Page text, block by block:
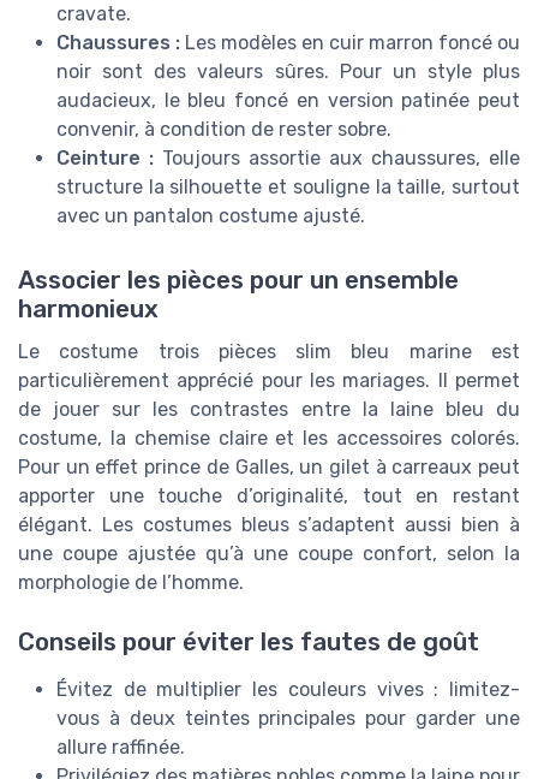
cravate.
Chaussures : Les modèles en cuir marron foncé ou
noir sont des valeurs sûres. Pour un style plus
audacieux, le bleu foncé en version patinée peut
convenir, à condition de rester sobre.
Ceinture : Toujours assortie aux chaussures, elle
structure la silhouette et souligne la taille, surtout
avec un pantalon costume ajusté.
Associer les pièces pour un ensemble
harmonieux
Le costume trois pièces slim bleu marine est
particulièrement apprécié pour les mariages. Il permet
de jouer sur les contrastes entre la laine bleu du
costume, la chemise claire et les accessoires colorés.
Pour un effet prince de Galles, un gilet à carreaux peut
apporter une touche d’originalité, tout en restant
élégant. Les costumes bleus s’adaptent aussi bien à
une coupe ajustée qu’à une coupe confort, selon la
morphologie de l’homme.
Conseils pour éviter les fautes de goût
Évitez de multiplier les couleurs vives : limitez-
vous à deux teintes principales pour garder une
allure raffinée.